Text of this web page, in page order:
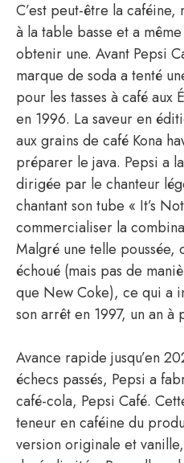
C’est peut-être la caféine,
à la table basse et a
obtenir une. Avant Pepsi
marque de soda a tenté
pour les tasses à café aux
en 1996. La saveur en
aux grains de café Kona
préparer le java. Pepsi a
dirigée par le chanteur
chantant son tube « It’s
commercialiser la
Malgré une telle poussée,
échoué (mais pas de
que New Coke), ce qui a
son arrêt en 1997, un an à
Avance rapide jusqu’en
échecs passés, Pepsi a
café-cola, Pepsi Café.
teneur en caféine du
version originale et